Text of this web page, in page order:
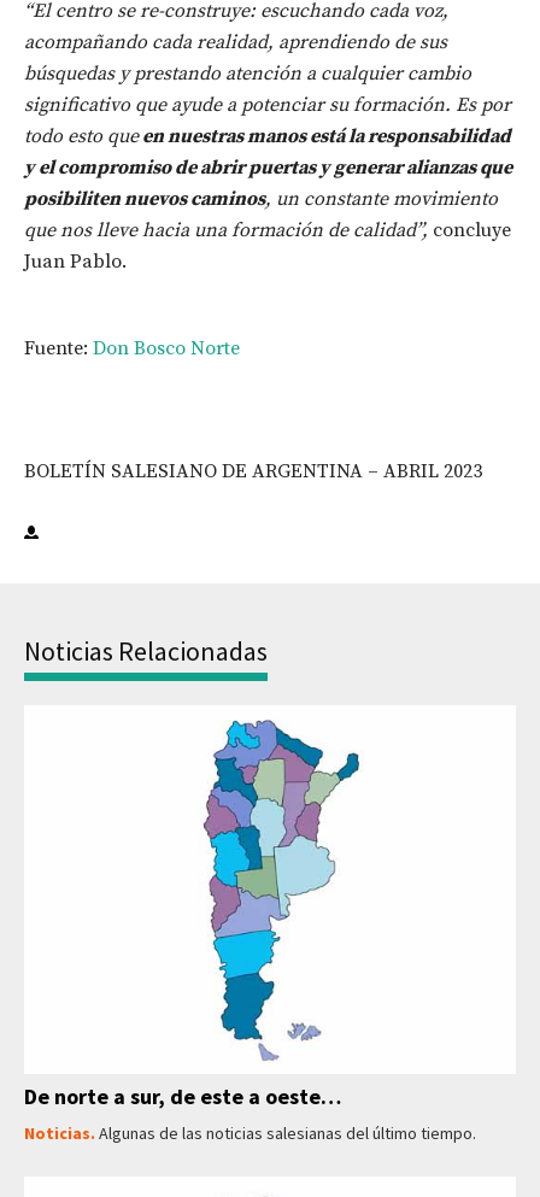
“El centro se re-construye: escuchando cada voz,
acompañando cada realidad, aprendiendo de sus
búsquedas y prestando atención a cualquier cambio
significativo que ayude a potenciar su formación. Es por
todo esto queen nuestras manos está la responsabilidad
y el compromiso de abrir puertas y generar alianzas que
posibiliten nuevos caminos, un constante movimiento
que nos lleve hacia una formación de calidad”, concluye
Juan Pablo.
Fuente: Don Bosco Norte
BOLETÍN SALESIANO DE ARGENTINA – ABRIL 2023
Noticias Relacionadas
De norte a sur, de este a oeste…
Noticias. Algunas de las noticias salesianas del último tiempo.